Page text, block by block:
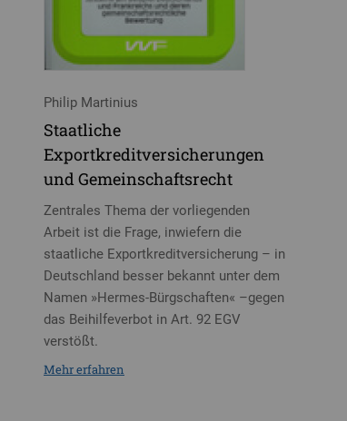
Philip Martinius
Staatliche
Exportkreditversicherungen
und Gemeinschaftsrecht
Zentrales Thema der vorliegenden
Arbeit ist die Frage, inwiefern die
staatliche Exportkreditversicherung – in
Deutschland besser bekannt unter dem
Namen »Hermes-Bürgschaften« –gegen
das Beihilfeverbot in Art. 92 EGV
verstößt.
Mehr erfahren